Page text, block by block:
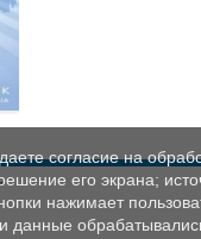
согласие на
его экрана;
нажимает